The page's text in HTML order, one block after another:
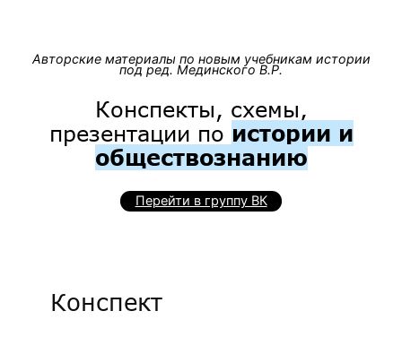
Авторские материалы по новым учебникам истории
под ред. Мединского В.Р.
Конспекты, схемы,
презентации по истории и
обществознанию
Перейти в группу ВК
Конспект